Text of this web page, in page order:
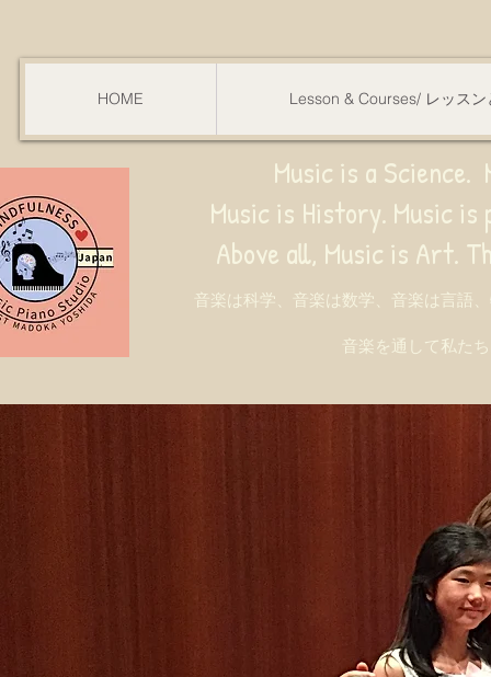
HOME Lesson & Courses/ レッスン
Music is a
Music is History. Music is
all, Music is Art. Through music,
音楽は科学、音楽は数学、音楽は言語
音楽を通して私た